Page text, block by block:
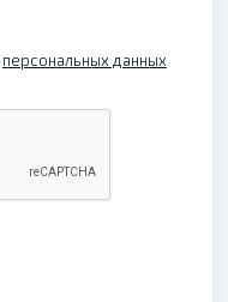
персональных данных